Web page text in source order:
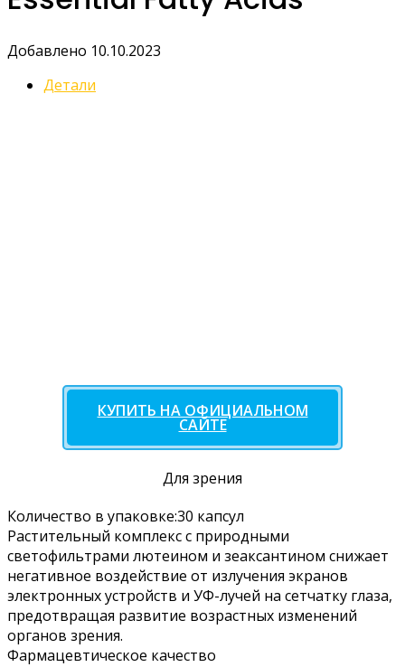
Добавлено 10.10.2023
Детали
КУПИТЬ НА ОФИЦИАЛЬНОМ
САЙТЕ
Для зрения
Количество в упаковке:30 капсул
Растительный комплекс с природными
светофильтрами лютеином и зеаксантином снижает
негативное воздействие от излучения экранов
электронных устройств и УФ-лучей на сетчатку глаза,
предотвращая развитие возрастных изменений
органов зрения.
Фармацевтическое качество